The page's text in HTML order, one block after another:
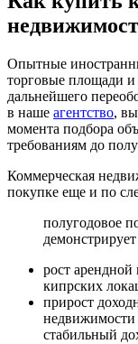
Опытные
торговые площади
дальнейшего
в наше агентство,
момента подбора
требованиям до
Коммерческая
покупке еще и по
полугодовое
рост арендной
кипрских
прирост
недвижимости
стабильный